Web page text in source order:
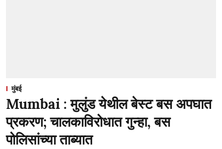
मुंबई
Mumbai : मुलुंड येथील बेस्ट बस अपघात
प्रकरण; चालकाविरोधात गुन्हा, बस
पोलिसांच्या ताब्यात